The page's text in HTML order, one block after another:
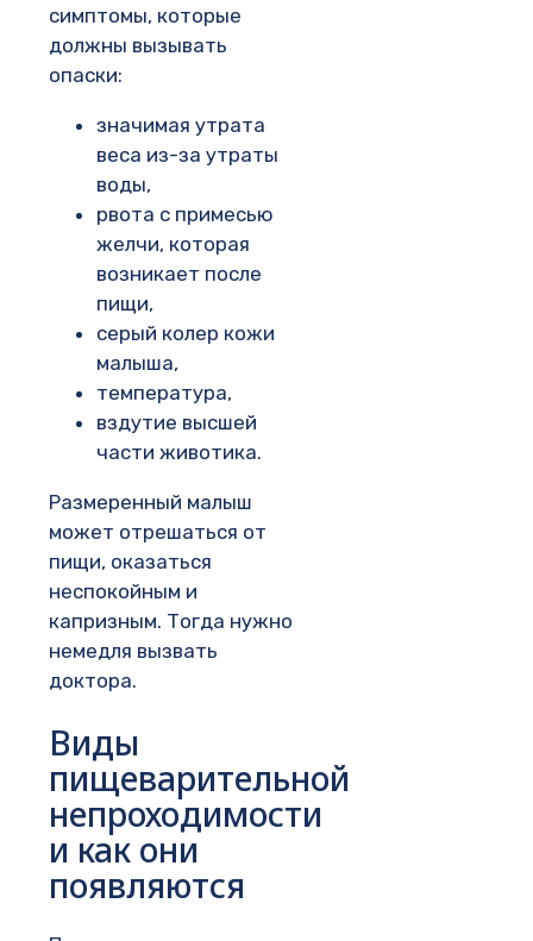
симптомы, которые
должны вызывать
опаски:
значимая утрата
веса из-за утраты
воды,
рвота с примесью
желчи, которая
возникает после
пищи,
серый колер кожи
малыша,
температура,
вздутие высшей
части животика.
Размеренный малыш
может отрешаться от
пищи, оказаться
неспокойным и
капризным. Тогда нужно
немедля вызвать
доктора.
Виды
пищеварительной
непроходимости
и как они
появляются